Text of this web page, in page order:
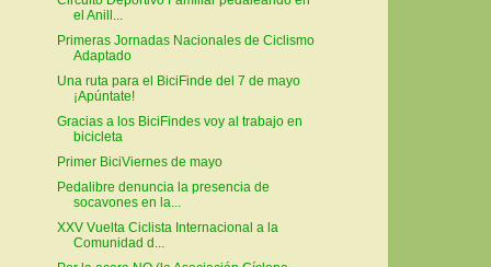
el Anill...
Primeras Jornadas Nacionales de Ciclismo
Adaptado
Una ruta para el BiciFinde del 7 de mayo
¡Apúntate!
Gracias a los BiciFindes voy al trabajo en
bicicleta
Primer BiciViernes de mayo
Pedalibre denuncia la presencia de
socavones en la...
XXV Vuelta Ciclista Internacional a la
Comunidad d...